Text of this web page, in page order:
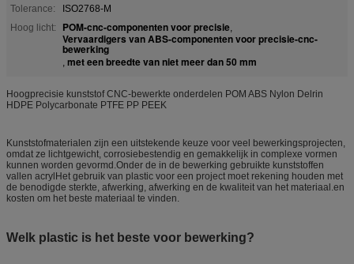
Tolerance:
ISO2768-M
Hoog licht:
POM-cnc-componenten voor precisie,
Vervaardigers van ABS-componenten voor precisie-cnc-
bewerking
, met een breedte van niet meer dan 50 mm
Hoogprecisie kunststof CNC-bewerkte onderdelen POM ABS Nylon Delrin
HDPE Polycarbonate PTFE PP PEEK
Kunststofmaterialen zijn een uitstekende keuze voor veel bewerkingsprojecten,
omdat ze lichtgewicht, corrosiebestendig en gemakkelijk in complexe vormen
kunnen worden gevormd.Onder de in de bewerking gebruikte kunststoffen
vallen acrylHet gebruik van plastic voor een project moet rekening houden met
de benodigde sterkte, afwerking, afwerking en de kwaliteit van het materiaal.en
kosten om het beste materiaal te vinden.
Welk plastic is het beste voor bewerking?